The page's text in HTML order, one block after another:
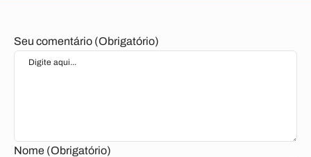
Seu comentário (Obrigatório)
Nome (Obrigatório)